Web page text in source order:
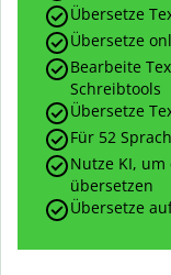
Übersetze
Übersetze
Bearbeite
Schreibtools
Übersetze
Für 52
Nutze KI,
übersetzen
Übersetze